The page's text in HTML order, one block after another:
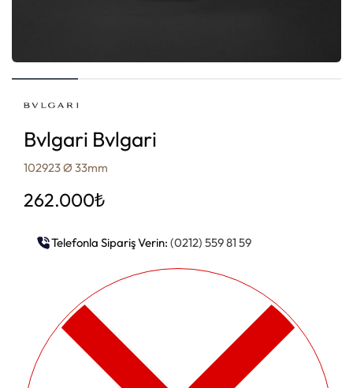
Bvlgari Bvlgari
102923 Ø 33mm
262.000₺
Telefonla Sipariş Verin: (0212) 559 81 59